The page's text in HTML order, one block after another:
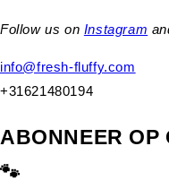
Follow us on Instagram
info@fresh-fluffy.com
+31621480194
ABONNEER OP
🐾